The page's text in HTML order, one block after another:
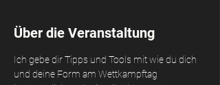
Über die Veranstaltung
Ich gebe dir Tipps und Tools mit wie du dich
und deine Form am Wettkampftag